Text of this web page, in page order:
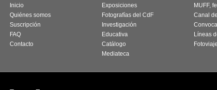
Inicio
Quiénes somos
Suscripción
FAQ
Contacto
Exposiciones
Fotografías del CdF
Investigación
Educativa
Catálogo
Mediateca
MUFF,
Canal
Líneas